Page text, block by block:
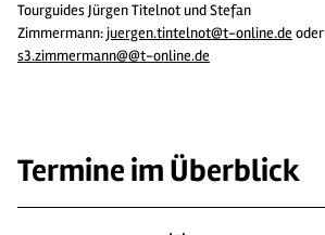
Tourguides Jürgen Titelnot und Stefan
Zimmermann:juergen.tintelnot@t-online.de oder
s3.zimmermann@@t-online.de
Termine im Überblick